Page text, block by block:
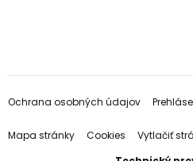
Ochrana osobných údajov
Mapa stránky Cookies
Vytlačiť